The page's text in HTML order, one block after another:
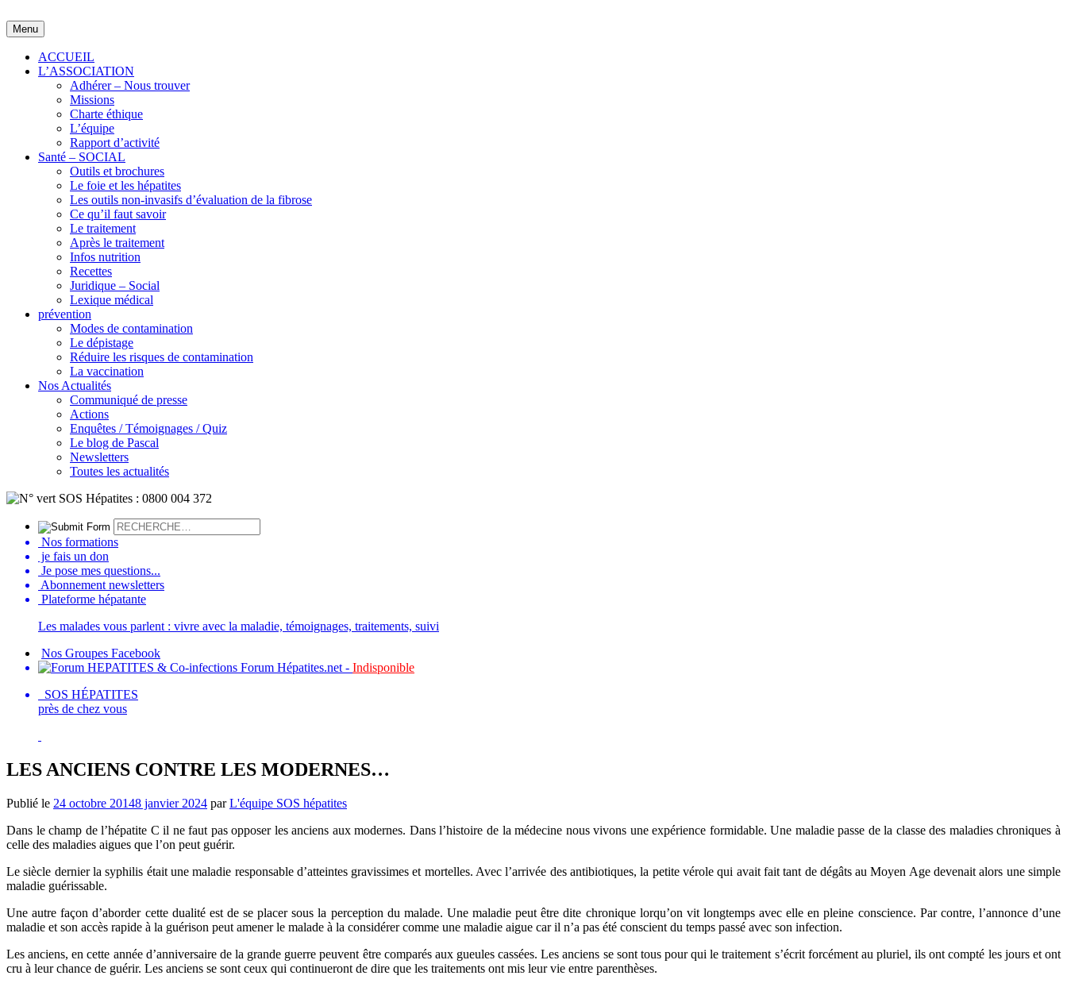
to
content
Menu
ACCUEIL
L’ASSOCIATION
Adhérer – Nous trouver
Missions
Charte éthique
L’équipe
Rapport d’activité
Santé – SOCIAL
Outils et brochures
Le foie et les hépatites
Les outils non-invasifs d’évaluation de la fibrose
Ce qu’il faut savoir
Le traitement
Après le traitement
Infos nutrition
Recettes
Juridique – Social
Lexique médical
prévention
Modes de contamination
Le dépistage
Réduire les risques de contamination
La vaccination
Nos Actualités
Communiqué de presse
Actions
Enquêtes / Témoignages / Quiz
Le blog de Pascal
Newsletters
Toutes les actualités
Nos formations
je fais un don
Je pose mes questions...
Abonnement newsletters
Plateforme hépatante
Les malades vous parlent : vivre avec la maladie, témoignages, traitements, suivi
Nos Groupes Facebook
Forum Hépatites.net - Indisponible
SOS HÉPATITES
près de chez vous
LES ANCIENS CONTRE LES MODERNES…
Publié le 24 octobre 20148 janvier 2024 parL'équipe SOS hépatites
Dans le champ de l’hépatite C il ne faut pas opposer les anciens aux modernes. Dans l’histoire de la médecine nous vivons une expérience formidable. Une maladie passe de la classe des maladies chroniques à
celle des maladies aigues que l’on peut guérir.
Le siècle dernier la syphilis était une maladie responsable d’atteintes gravissimes et mortelles. Avec l’arrivée des antibiotiques, la petite vérole qui avait fait tant de dégâts au Moyen Age devenait alors une simple
maladie guérissable.
Une autre façon d’aborder cette dualité est de se placer sous la perception du malade. Une maladie peut être dite chronique lorqu’on vit longtemps avec elle en pleine conscience. Par contre, l’annonce d’une
maladie et son accès rapide à la guérison peut amener le malade à la considérer comme une maladie aigue car il n’a pas été conscient du temps passé avec son infection.
Les anciens, en cette année d’anniversaire de la grande guerre peuvent être comparés aux gueules cassées. Les anciens se sont tous pour qui le traitement s’écrit forcément au pluriel, ils ont compté les jours et ont
cru à leur chance de guérir. Les anciens se sont ceux qui continueront de dire que les traitements ont mis leur vie entre parenthèses.